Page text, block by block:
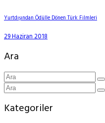
Yurtdışından Ödülle Dönen Türk Filmleri
29 Haziran 2018
Ara
Kategoriler